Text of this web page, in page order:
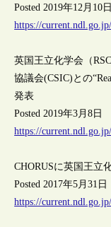
Posted 2019年12月10日
https://
英国王立化学会（
協議会(CSIC)との
発表
Posted 2019年3月8日
https://
CHORUSに英国王立
Posted 2017年5月31日
https://